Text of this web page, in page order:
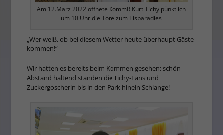
Am 12.März 2022 öffnete KommR Kurt Tichy pünktlich
um 10 Uhr die Tore zum Eisparadies
„Wer weiß, ob bei diesem Wetter heute überhaupt Gäste
kommen!“-
Wir hatten es bereits beim Kommen gesehen: schön
Abstand haltend standen die Tichy-Fans und
Zuckergoscherln bis in den Park hinein Schlange!